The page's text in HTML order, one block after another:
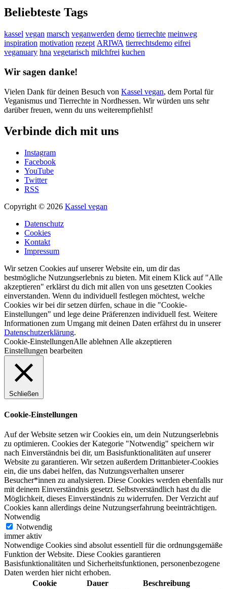
Beliebteste Tags
kassel vegan marsch veganwerden demo tierrechte meinweg
inspiration motivation rezept ARIWA tierrechtsdemo eifrei
veganuary hna vegetarisch milchfrei kuchen
Wir sagen danke!
Vielen Dank für deinen Besuch von Kassel vegan, dem Portal für
Veganismus und Tierrechte in Nordhessen. Wir würden uns sehr
darüber freuen, wenn du uns weiterempfiehlst!
Verbinde dich mit uns
Instagram
Facebook
YouTube
Twitter
RSS
Copyright © 2026 Kassel vegan
Datenschutz
Cookies
Kontakt
Impressum
Wir setzen Cookies auf unserer Website ein, um dir das
bestmögliche Nutzungserlebnis zu bieten. Mit einem Klick auf "Alle
akzeptieren" erklärst du dich mit allen von uns gesetzten Cookies
einverstanden. Wenn du individuell festlegen möchtest, welche
Cookies wir bei dir setzen dürfen, schaue in die "Cookie-
Einstellungen" und lege deine Präferenzen individuell fest. Weitere
Informationen zum Umgang mit deinen Daten erfährst du in unserer
Datenschutzerklärung.
Cookie-EinstellungenAlle ablehnen Alle akzeptieren
Einstellungen bearbeiten
Schließen
Cookie-Einstellungen
Auf der Website setzen wir Cookies ein, um dein Nutzungserlebnis
zu optimieren. Cookies der Kategorie "Notwendig" speichern wir
nach Einverständnis bei dir, um Basisfunktionalitäten auf unserer
Website zu garantieren. Wir setzen außerdem Drittanbieter-Cookies
ein, die uns dabei helfen, das Nutzungsverhalten unserer
Besucher*innen zu analysieren. Diese Cookies werden ebenfalls nur
mit deinem Einverständnis gesetzt. Selbstverständlich hast du die
Möglichkeit, dieses Einverständnis zu widerrufen. Der Verzicht auf
Cookies kann allerdings deine Nutzungserfahrung beeinträchtigen.
Notwendig
Notwendig
immer aktiv
Notwendige Cookies sind absolut essentiell für die ordnungsgemäße
Funktion der Website. Diese Cookies garantieren
Basisfunktionalitäten und Sicherheitsfunktionen, personenbezogene
Daten werden hier nicht erhoben.
Cookie
Dauer Beschreibung